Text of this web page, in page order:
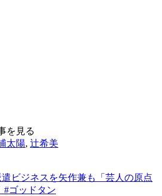
を見る
太陽, 辻希美
ビジネスを矢作兼も「芸人の原点
#ゴッドタン